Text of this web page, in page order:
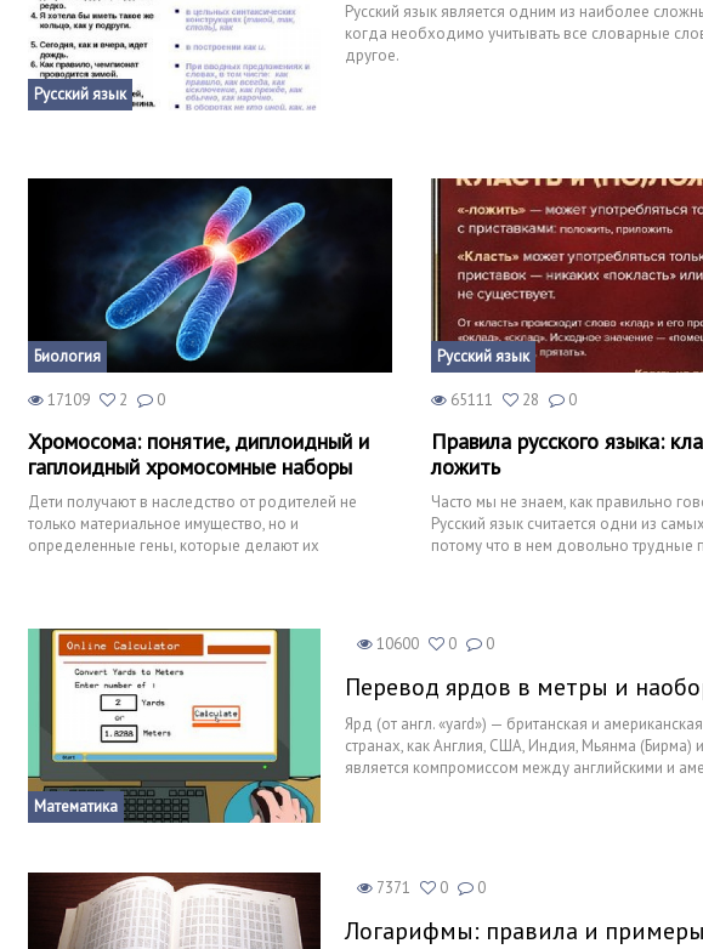
Русский язык
Русский язык является одним из наиболее
когда необходимо учитывать все словарные
другое.
Биология
17109 2 0
Хромосома: понятие, диплоидный и
гаплоидный хромосомные наборы
Дети получают в наследство от родителей не
только материальное имущество, но и
определенные гены, которые делают их
Русский язык
65111 28 0
Правила русского языка:
ложить
Часто мы не знаем, как правильно
Русский язык считается одни из
потому что в нем довольно трудные
выступает публично (дикторов,
политиков), но и для обычных людей.
к этому нужно с малых лет, поэтому в
курс программы входит раздел
правильно».
Математика
10600 0 0
Перевод ярдов в метры и
Ярд (от англ. «yard») — британская и
странах, как Англия, США, Индия, Мьянма
является компромиссом между английскими и
7371 0 0
Логарифмы: правила и